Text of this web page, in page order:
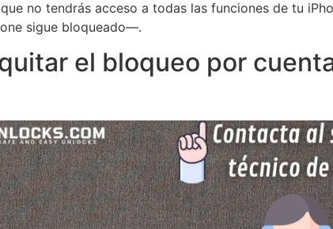
no tendrás acceso a todas las funciones de tu
sigue bloqueado—.
el bloqueo por